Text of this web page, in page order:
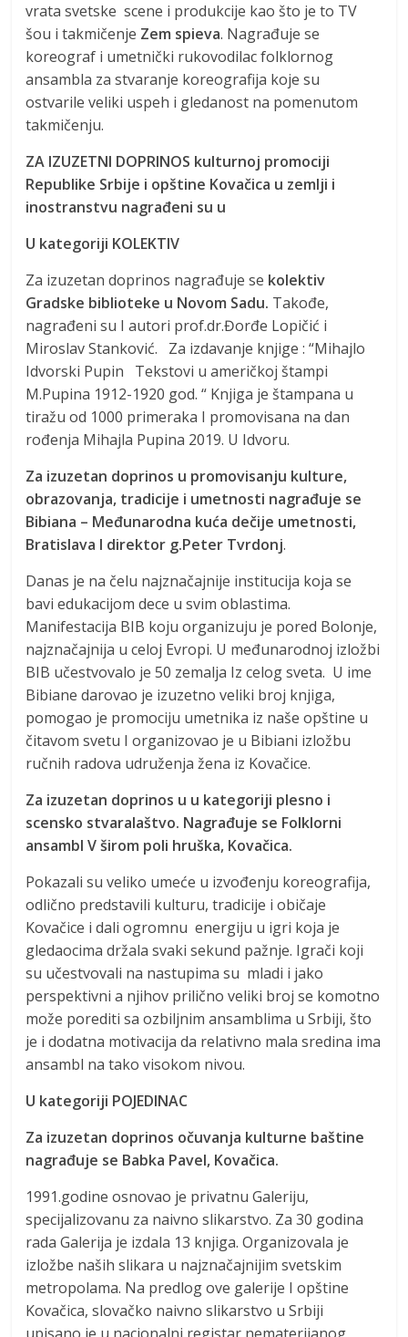
vrata svetske scene i produkcije kao što je to TV
šou i takmičenje Zem spieva. Nagrađuje se
koreograf i umetnički rukovodilac folklornog
ansambla za stvaranje koreografija koje su
ostvarile veliki uspeh i gledanost na pomenutom
takmičenju.
ZA IZUZETNI DOPRINOS kulturnoj promociji
Republike Srbije i opštine Kovačica u zemlji i
inostranstvu nagrađeni su u
U kategoriji KOLEKTIV
Za izuzetan doprinos nagrađuje se kolektiv
Gradske biblioteke u Novom Sadu. Takođe,
nagrađeni su I autori prof.dr.Đorđe Lopičić i
Miroslav Stanković. Za izdavanje knjige : “Mihajlo
Idvorski Pupin Tekstovi u američkoj štampi
M.Pupina 1912-1920 god. “ Knjiga je štampana u
tiražu od 1000 primeraka I promovisana na dan
rođenja Mihajla Pupina 2019. U Idvoru.
Za izuzetan doprinos u promovisanju kulture,
obrazovanja, tradicije i umetnosti nagrađuje se
Bibiana – Međunarodna kuća dečije umetnosti,
Bratislava I direktor g.Peter Tvrdonj.
Danas je na čelu najznačajnije institucija koja se
bavi edukacijom dece u svim oblastima.
Manifestacija BIB koju organizuju je pored Bolonje,
najznačajnija u celoj Evropi. U međunarodnoj izložbi
BIB učestvovalo je 50 zemalja Iz celog sveta. U ime
Bibiane darovao je izuzetno veliki broj knjiga,
pomogao je promociju umetnika iz naše opštine u
čitavom svetu I organizovao je u Bibiani izložbu
ručnih radova udruženja žena iz Kovačice.
Za izuzetan doprinos u u kategoriji plesno i
scensko stvaralaštvo. Nagrađuje se Folklorni
ansambl V širom poli hruška, Kovačica.
Pokazali su veliko umeće u izvođenju koreografija,
odlično predstavili kulturu, tradicije i običaje
Kovačice i dali ogromnu energiju u igri koja je
gledaocima držala svaki sekund pažnje. Igrači koji
su učestvovali na nastupima su mladi i jako
perspektivni a njihov prilično veliki broj se komotno
može porediti sa ozbiljnim ansamblima u Srbiji, što
je i dodatna motivacija da relativno mala sredina ima
ansambl na tako visokom nivou.
U kategoriji POJEDINAC
Za izuzetan doprinos očuvanja kulturne baštine
nagrađuje se Babka Pavel, Kovačica.
1991.godine osnovao je privatnu Galeriju,
specijalizovanu za naivno slikarstvo. Za 30 godina
rada Galerija je izdala 13 knjiga. Organizovala je
izložbe naših slikara u najznačajnijim svetskim
metropolama. Na predlog ove galerije I opštine
Kovačica, slovačko naivno slikarstvo u Srbiji